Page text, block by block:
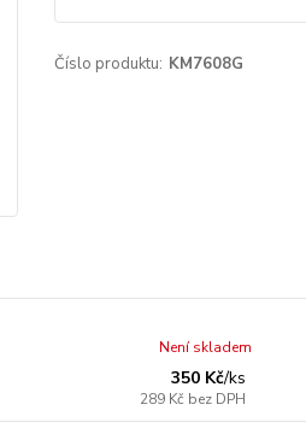
Číslo produktu: KM7608G
350 Kč/ks
289 Kč bez DPH
Není skladem